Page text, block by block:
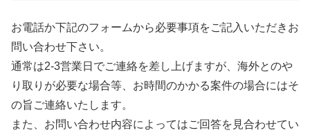
お電話か下記のフォームから必要事項をご記入いただきお
問い合わせ下さい。
通常は2-3営業日でご連絡を差し上げますが、海外とのや
り取りが必要な場合等、お時間のかかる案件の場合にはそ
の旨ご連絡いたします。
また、お問い合わせ内容によってはご回答を見合わせてい